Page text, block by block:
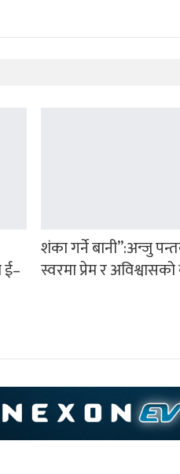
ई–
शंका गर्ने बानी”:अन्जु
स्वरमा प्रेम र